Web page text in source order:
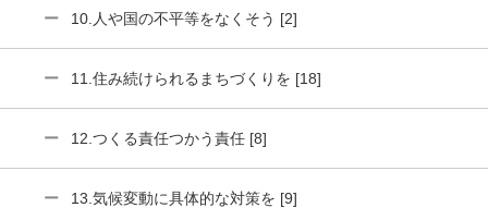
10.人や国の不平等をなくそう [2]
11.住み続けられるまちづくりを [18]
12.つくる責任つかう責任 [8]
13.気候変動に具体的な対策を [9]